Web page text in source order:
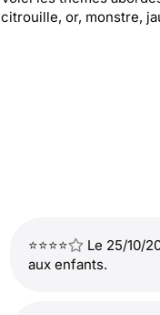
citrouille, or, monstre,
⭐⭐⭐⭐
Le 25/10/
aux enfants.